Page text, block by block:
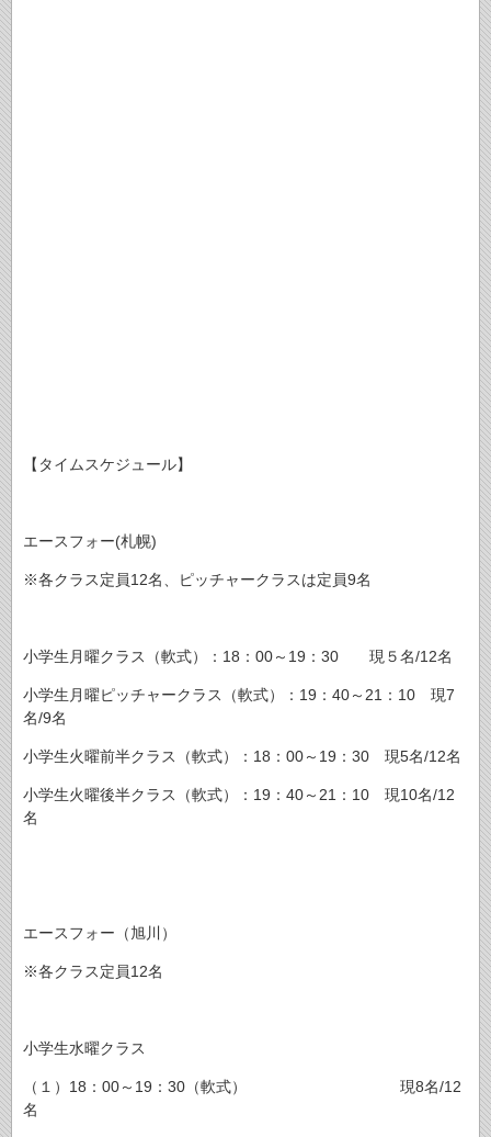
【タイムスケジュール】
エースフォー(札幌)
※各クラス定員12名、ピッチャークラスは定員9名
小学生月曜クラス（軟式）：18：00～19：30 現５名/12名
小学生月曜ピッチャークラス（軟式）：19：40～21：10 現7
名/9名
小学生火曜前半クラス（軟式）：18：00～19：30 現5名/12名
小学生火曜後半クラス（軟式）：19：40～21：10 現10名/12
名
エースフォー（旭川）
※各クラス定員12名
小学生水曜クラス
（１）18：00～19：30（軟式） 現8名/12
名